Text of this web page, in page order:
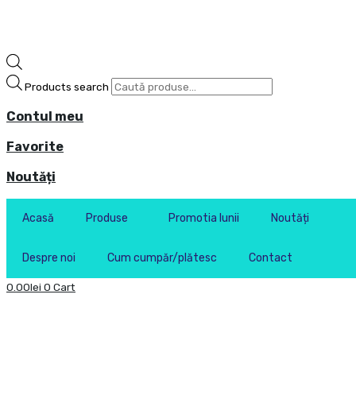
Products search
Contul meu
Favorite
Noutăți
Acasă Produse Promotia lunii Noutăți
Despre noi Cum cumpăr/plătesc Contact
0.00lei 0 Cart